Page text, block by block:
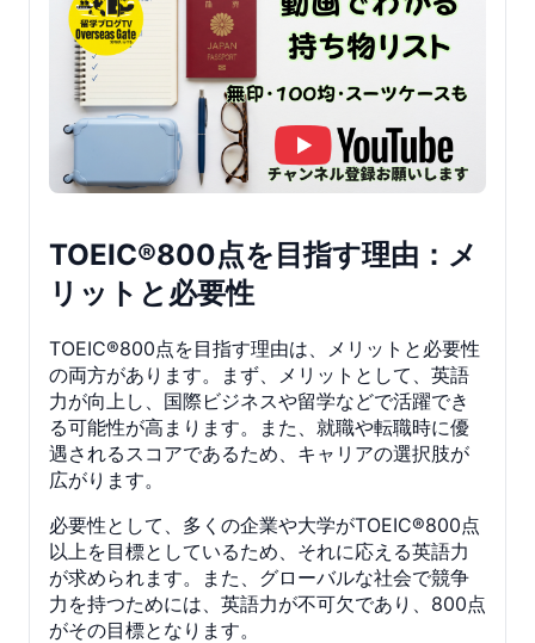
TOEIC®800点を目指す理由：メ
リットと必要性
TOEIC®800点を目指す理由は、メリットと必要性
の両方があります。まず、メリットとして、英語
力が向上し、国際ビジネスや留学などで活躍でき
る可能性が高まります。また、就職や転職時に優
遇されるスコアであるため、キャリアの選択肢が
広がります。
必要性として、多くの企業や大学がTOEIC®800点
以上を目標としているため、それに応える英語力
が求められます。また、グローバルな社会で競争
力を持つためには、英語力が不可欠であり、800点
がその目標となります。